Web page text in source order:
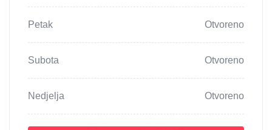
Petak Otvoreno
Subota Otvoreno
Nedjelja Otvoreno